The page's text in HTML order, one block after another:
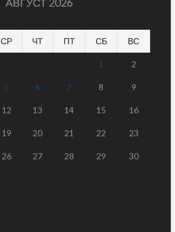
СР ЧТ ПТ СБ ВС
1 2
5 6 7 8 9
12 13 14 15 16
19 20 21 22 23
26 27 28 29 30